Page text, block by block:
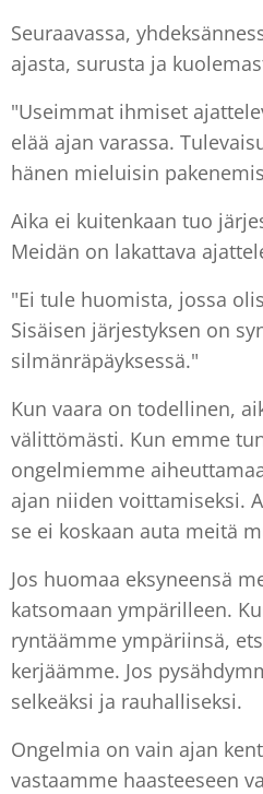
Seuraavassa,
ajasta, surusta ja
"Useimmat ihmiset
elää ajan varassa.
hänen mieluisin
Aika ei kuitenkaan tuo
Meidän on lakattava
"Ei tule huomista, jossa
Sisäisen järjestyksen on
silmänräpäyksessä."
Kun vaara on todellinen,
välittömästi. Kun emme
ongelmiemme
ajan niiden voittamiseksi.
se ei koskaan auta meitä
Jos huomaa eksyneensä
katsomaan ympärilleen.
ryntäämme ympäriinsä,
kerjäämme. Jos
selkeäksi ja rauhalliseksi.
Ongelmia on vain ajan
vastaamme haasteeseen